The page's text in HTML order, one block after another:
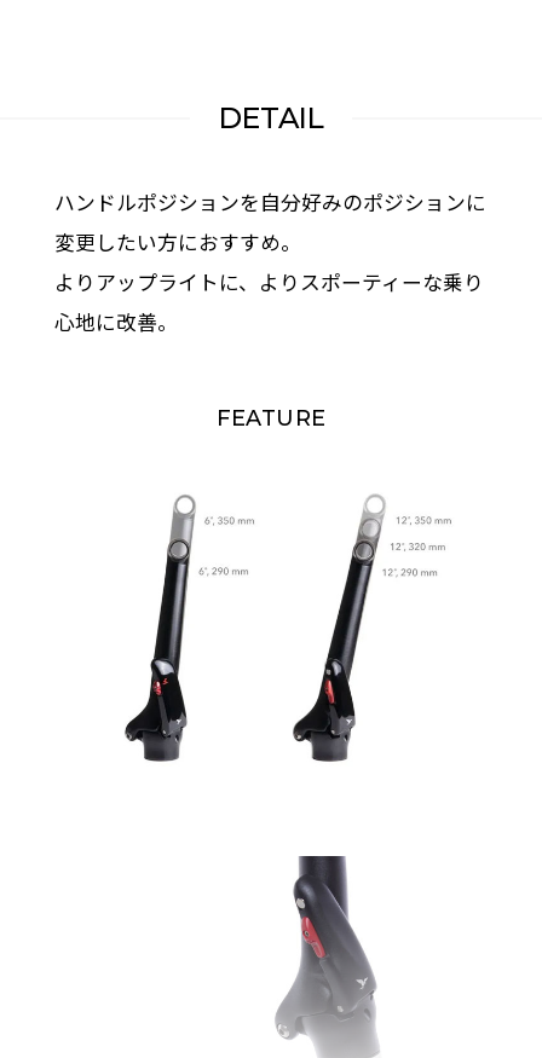
DETAIL
ハンドルポジションを自分好みのポジションに
変更したい方におすすめ。
よりアップライトに、よりスポーティーな乗り
心地に改善。
FEATURE